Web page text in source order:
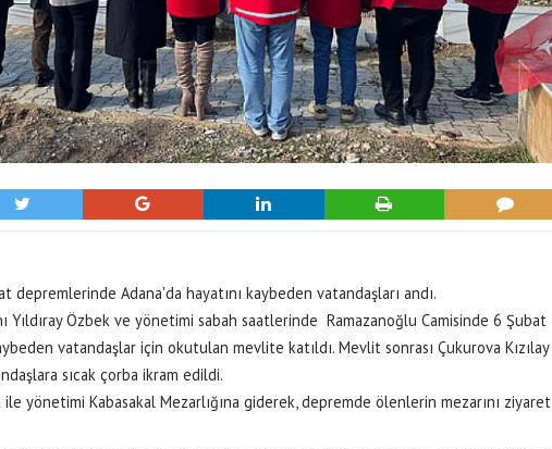
depremlerinde Adana'da hayatını kaybeden vatandaşları andı.
Yıldıray Özbek ve yönetimi sabah saatlerinde Ramazanoğlu Camisinde 6 Şubat
vatandaşlar için okutulan mevlite katıldı. Mevlit sonrası Çukurova Kızılay
sıcak çorba ikram edildi.
ile yönetimi Kabasakal Mezarlığına giderek, depremde ölenlerin mezarını ziyaret